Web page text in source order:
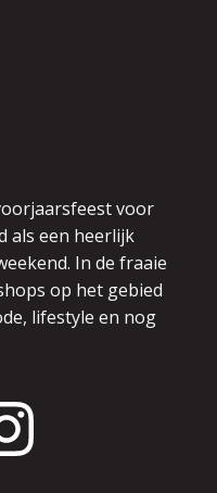
voor
als een heerlijk
In de fraaie
op het gebied
lifestyle en nog